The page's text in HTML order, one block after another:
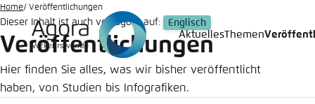
Zum
Hauptinhalt
gehen
AktuellesThemen
Home Veröffentlichungen
Dieser Inhalt ist auch verfügbar auf: Englisch
Veröffentlichungen
Hier finden Sie alles, was wir bisher veröffentlicht
haben, von Studien bis Infografiken.
Melden
Agora
Diese
Wählen